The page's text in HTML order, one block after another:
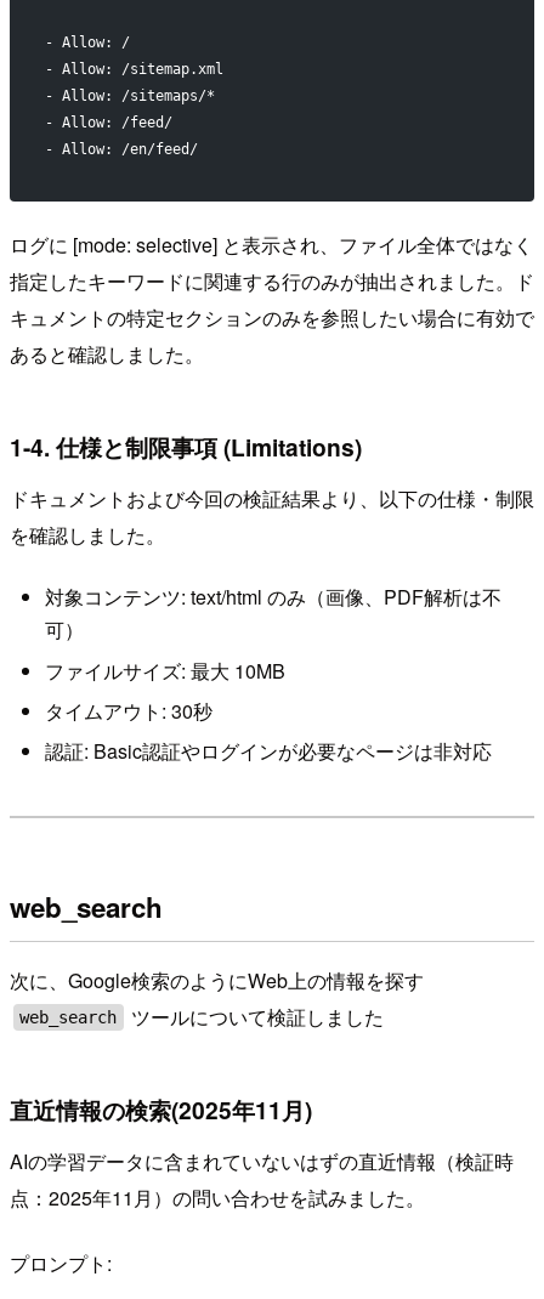
- Allow: /
- Allow: /sitemap.xml
- Allow: /sitemaps/*
- Allow: /feed/
- Allow: /en/feed/
ログに [mode: selective] と表示され、ファイル全体ではなく
指定したキーワードに関連する行のみが抽出されました。ド
キュメントの特定セクションのみを参照したい場合に有効で
あると確認しました。
1-4. 仕様と制限事項 (Limitations)
ドキュメントおよび今回の検証結果より、以下の仕様・制限
を確認しました。
対象コンテンツ: text/html のみ（画像、PDF解析は不
可）
ファイルサイズ: 最大 10MB
タイムアウト: 30秒
認証: Basic認証やログインが必要なページは非対応
web_search
次に、Google検索のようにWeb上の情報を探す
web_search ツールについて検証しました
直近情報の検索(2025年11月)
AIの学習データに含まれていないはずの直近情報（検証時
点：2025年11月）の問い合わせを試みました。
プロンプト: